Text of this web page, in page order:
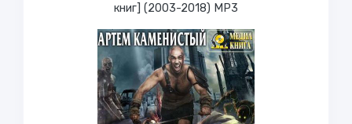
книг] (2003-2018) МР3